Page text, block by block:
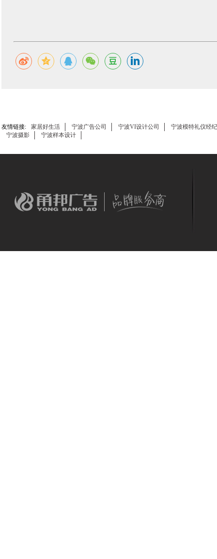
友情链接: 家居好生活 宁波广告公司 宁波VI设计公司
宁波模特礼仪经
宁波摄影
宁波样本设计